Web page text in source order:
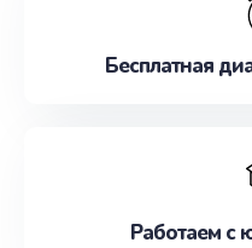
Бесплатная
Работаем с